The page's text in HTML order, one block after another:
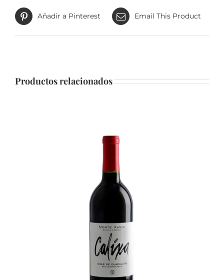
Añadir a Pinterest Email This Product
Productos relacionados